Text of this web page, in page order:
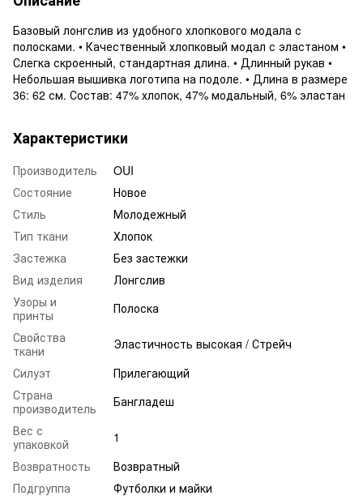
Базовый лонгслив из удобного хлопкового модала с
полосками. • Качественный хлопковый модал с эластаном •
Слегка скроенный, стандартная длина. • Длинный рукав •
Небольшая вышивка логотипа на подоле. • Длина в размере
36: 62 см. Состав: 47% хлопок, 47% модальный, 6% эластан
Характеристики
Производитель
OUI
Состояние
Новое
Стиль
Молодежный
Тип ткани
Хлопок
Застежка
Без застежки
Вид изделия
Лонгслив
Узоры и
принты
Полоска
Свойства
ткани
Эластичность высокая / Стрейч
Силуэт
Прилегающий
Страна
производитель
Бангладеш
Вес с
упаковкой
1
Возвратность
Возвратный
Подгруппа
Футболки и майки